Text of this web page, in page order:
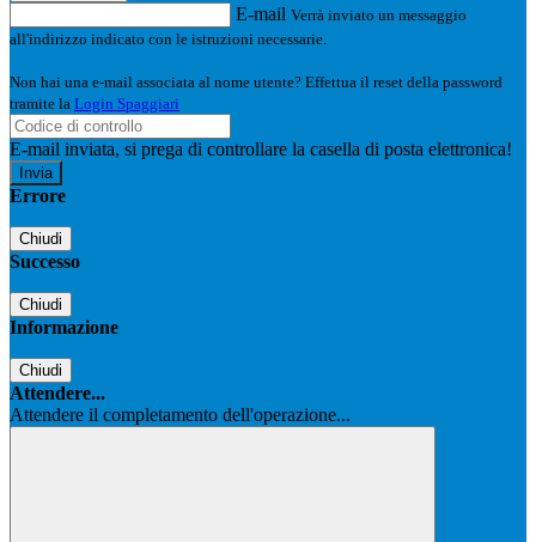
E-mail Verrà inviato un messaggio
all'indirizzo indicato con le istruzioni necessarie.
Non hai una e-mail associata al nome utente? Effettua il reset della password
tramite la Login Spaggiari
E-mail inviata, si prega di controllare la casella di posta elettronica!
Errore
Chiudi
Successo
Chiudi
Informazione
Chiudi
Attendere...
Attendere il completamento dell'operazione...